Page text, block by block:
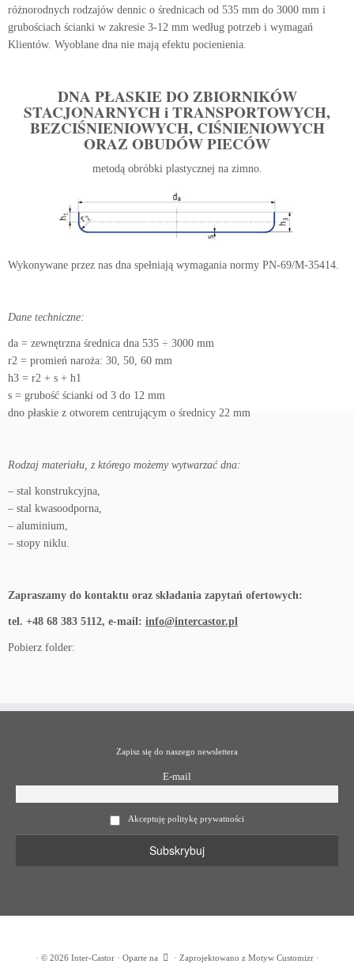
różnorodnych rodzajów dennic o średnicach od 535 mm do 3000 mm i
grubościach ścianki w zakresie 3-12 mm według potrzeb i wymagań
Klientów. Wyoblane dna nie mają efektu pocienienia.
DNA PŁASKIE DO ZBIORNIKÓW
STACJONARNYCH i TRANSPORTOWYCH,
BEZCIŚNIENIOWYCH, CIŚNIENIOWYCH
ORAZ OBUDÓW PIECÓW
metodą obróbki plastycznej na zimno.
Wykonywane przez nas dna spełniają wymagania normy PN-69/M-35414.
Dane techniczne:
da = zewnętrzna średnica dna 535 ÷ 3000 mm
r2 = promień naroża: 30, 50, 60 mm
h3 = r2 + s + h1
s = grubość ścianki od 3 do 12 mm
dno płaskie z otworem centrującym o średnicy 22 mm
Rodzaj materiału, z którego możemy wytwarzać dna:
– stal konstrukcyjna,
– stal kwasoodporna,
– aluminium,
– stopy niklu.
Zapraszamy do kontaktu oraz składania zapytań ofertowych:
tel. +48 68 383 5112, e-mail: info@intercastor.pl
Pobierz folder:
Zapisz się do naszego newslettera
E-mail
Akceptuję politykę prywatności
· © 2026 Inter-Castor· Oparte na · Zaprojektowano z Motyw Customizr·